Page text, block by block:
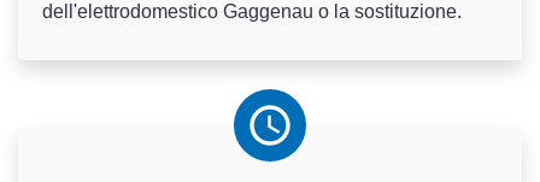
dell'elettrodomestico Gaggenau o la sostituzione.